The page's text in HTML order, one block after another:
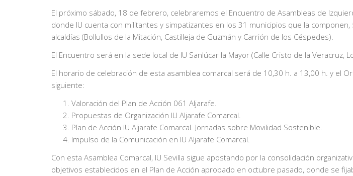
El próximo sábado, 18 de febrero, celebraremos el Encuentro de Asambleas de
donde IU cuenta con militantes y simpatizantes en los 31 municipios que la componen,
alcaldías (Bollullos de la Mitación, Castilleja de Guzmán y Carrión de los Céspedes).
El Encuentro será en la sede local de IU Sanlúcar la Mayor (Calle Cristo de la Veracruz,
El horario de celebración de esta asamblea comarcal será de 10,30 h. a 13,00 h. y el
siguiente:
Valoración del Plan de Acción 061 Aljarafe.
Propuestas de Organización IU Aljarafe Comarcal.
Plan de Acción IU Aljarafe Comarcal. Jornadas sobre Movilidad Sostenible.
Impulso de la Comunicación en IU Aljarafe Comarcal.
Con esta Asamblea Comarcal, IU Sevilla sigue apostando por la consolidación
objetivos establecidos en el Plan de Acción aprobado en octubre pasado, donde se